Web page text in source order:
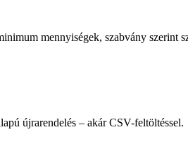
mennyiségek, szabvány szerint
újrarendelés – akár CSV-feltöltéssel.